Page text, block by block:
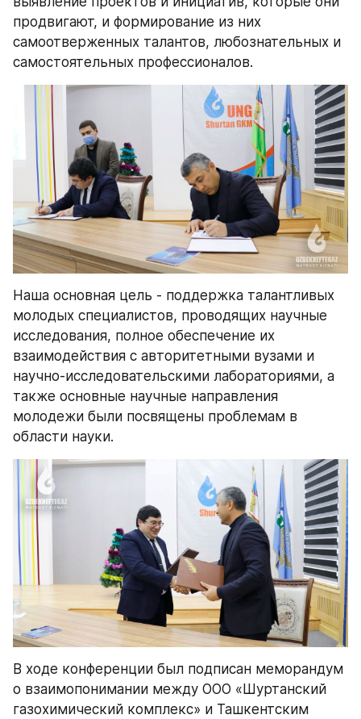
продвигают, и формирование из них
самоотверженных талантов, любознательных и
самостоятельных профессионалов.
Наша основная цель - поддержка талантливых
молодых специалистов, проводящих научные
исследования, полное обеспечение их
взаимодействия с авторитетными вузами и
научно-исследовательскими лабораториями, а
также основные научные направления
молодежи были посвящены проблемам в
области науки.
В ходе конференции был подписан меморандум
о взаимопонимании между ООО «Шуртанский
газохимический комплекс» и Ташкентским